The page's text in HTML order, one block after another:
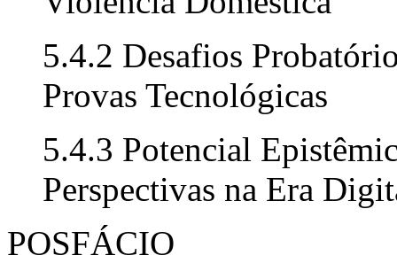
5.4.2 Desafios
Provas Tecnológicas
5.4.3 Potencial
Perspectivas na Era
POSFÁCIO